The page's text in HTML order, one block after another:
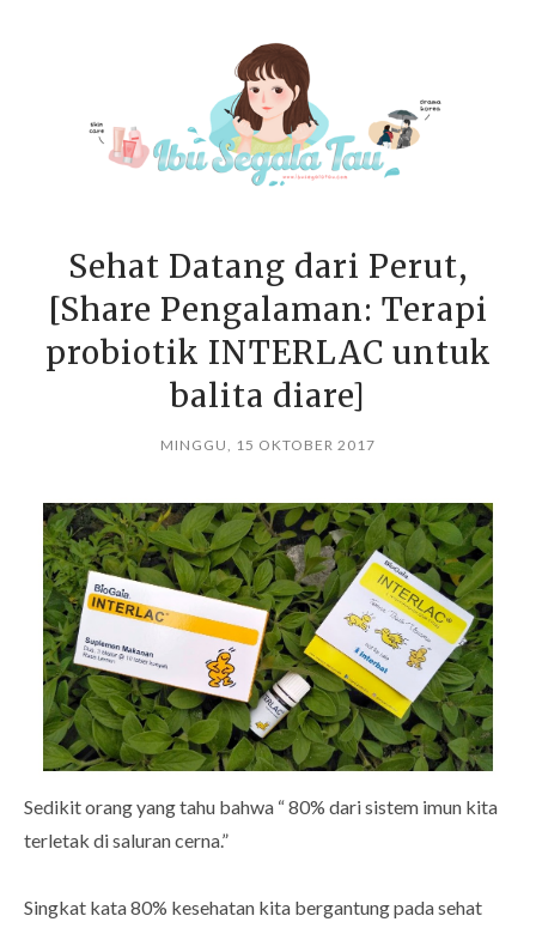
Sehat Datang dari Perut,
[Share Pengalaman: Terapi
probiotik INTERLAC untuk
balita diare]
MINGGU, 15 OKTOBER 2017
Sedikit orang yang tahu bahwa “ 80% dari sistem imun kita
terletak di saluran cerna.”
Singkat kata 80% kesehatan kita bergantung pada sehat